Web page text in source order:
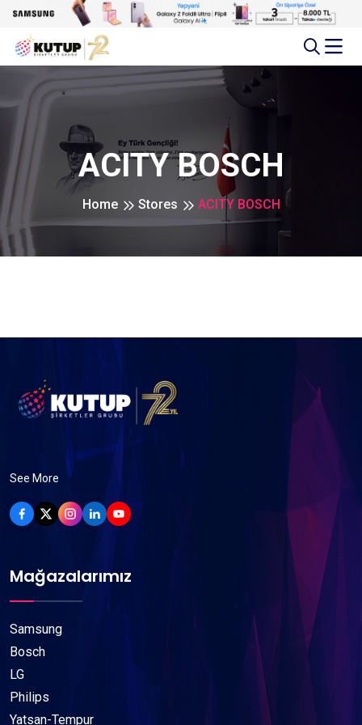
ACITY BOSCH
Home Stores ACITY BOSCH
See More
Mağazalarımız
Samsung
Bosch
LG
Philips
Yatsan-Tempur